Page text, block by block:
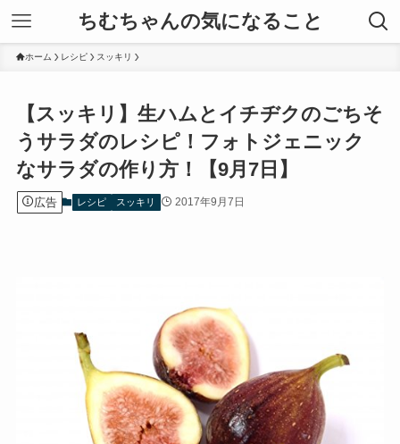
ちむちゃんの気になること
ホーム レシピ スッキリ
【スッキリ】生ハムとイチヂクのごちそ
うサラダのレシピ！フォトジェニック
なサラダの作り方！【9月7日】
広告 レシピ スッキリ 2017年9月7日